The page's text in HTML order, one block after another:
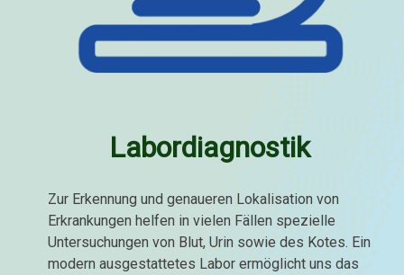
Labordiagnostik
Zur Erkennung und genaueren Lokalisation von
Erkrankungen helfen in vielen Fällen spezielle
Untersuchungen von Blut, Urin sowie des Kotes. Ein
modern ausgestattetes Labor ermöglicht uns das